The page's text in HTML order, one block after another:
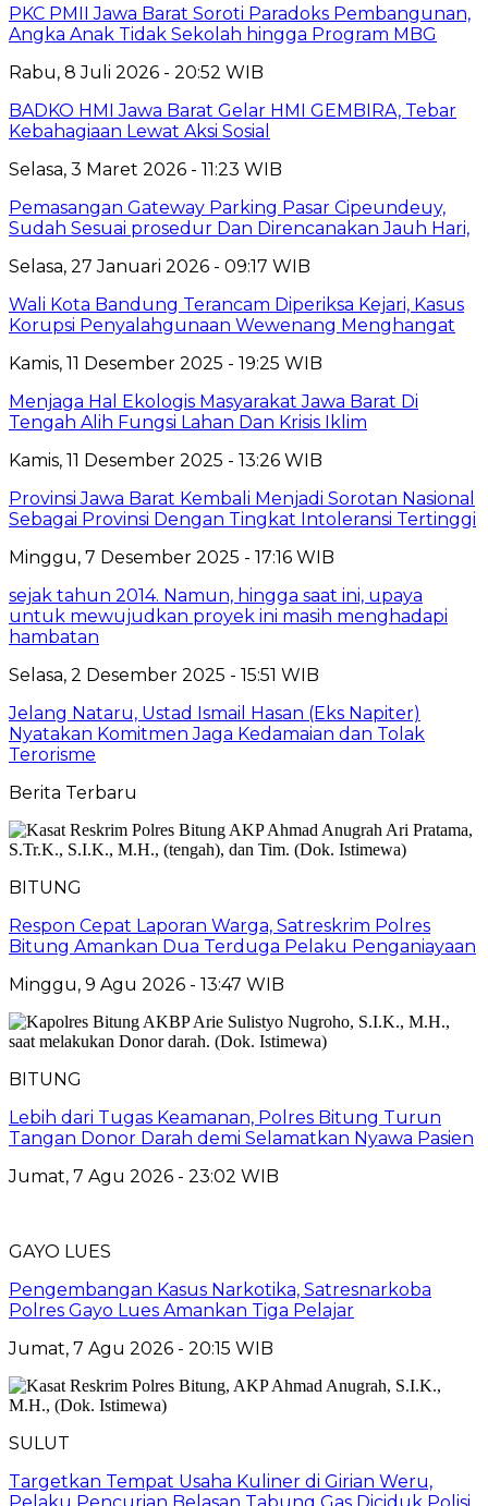
PKC PMII Jawa Barat Soroti Paradoks Pembangunan,
Angka Anak Tidak Sekolah hingga Program MBG
Rabu, 8 Juli 2026 - 20:52 WIB
BADKO HMI Jawa Barat Gelar HMI GEMBIRA, Tebar
Kebahagiaan Lewat Aksi Sosial
Selasa, 3 Maret 2026 - 11:23 WIB
Pemasangan Gateway Parking Pasar Cipeundeuy,
Sudah Sesuai prosedur Dan Direncanakan Jauh Hari,
Selasa, 27 Januari 2026 - 09:17 WIB
Wali Kota Bandung Terancam Diperiksa Kejari, Kasus
Korupsi Penyalahgunaan Wewenang Menghangat
Kamis, 11 Desember 2025 - 19:25 WIB
Menjaga Hal Ekologis Masyarakat Jawa Barat Di
Tengah Alih Fungsi Lahan Dan Krisis Iklim
Kamis, 11 Desember 2025 - 13:26 WIB
Provinsi Jawa Barat Kembali Menjadi Sorotan Nasional
Sebagai Provinsi Dengan Tingkat Intoleransi Tertinggi
Minggu, 7 Desember 2025 - 17:16 WIB
sejak tahun 2014. Namun, hingga saat ini, upaya
untuk mewujudkan proyek ini masih menghadapi
hambatan
Selasa, 2 Desember 2025 - 15:51 WIB
Jelang Nataru, Ustad Ismail Hasan (Eks Napiter)
Nyatakan Komitmen Jaga Kedamaian dan Tolak
Terorisme
Berita Terbaru
BITUNG
​Respon Cepat Laporan Warga, Satreskrim Polres
Bitung Amankan Dua Terduga Pelaku Penganiayaan
Minggu, 9 Agu 2026 - 13:47 WIB
BITUNG
Lebih dari Tugas Keamanan, Polres Bitung Turun
Tangan Donor Darah demi Selamatkan Nyawa Pasien
Jumat, 7 Agu 2026 - 23:02 WIB
GAYO LUES
Pengembangan Kasus Narkotika, Satresnarkoba
Polres Gayo Lues Amankan Tiga Pelajar
Jumat, 7 Agu 2026 - 20:15 WIB
SULUT
Targetkan Tempat Usaha Kuliner di Girian Weru,